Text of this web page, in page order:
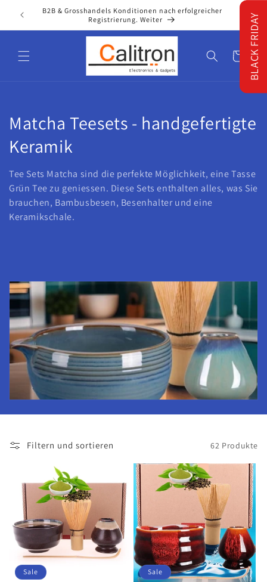
zum
B2B & Grosshandels Konditionen nach erfolgreicher
Registrierung. Weiter
Warenkorb
K
a
t
e
g
i
e
:
Matcha Teesets - handgefertigte
Keramik
Tee Sets Matcha sind die perfekte Möglichkeit, eine Tasse
Grün Tee zu geniessen. Diese Sets enthalten alles, was Sie
brauchen, Bambusbesen, Besenhalter und eine
Keramikschale.
Filtern und sortieren 62 Produkte
Sale Sale
BLACK FRIDAY